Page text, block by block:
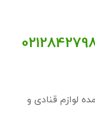
لوازم قنادی و